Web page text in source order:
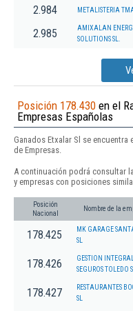
2.984 METALISTERIA
2.985
AMIXALAN
SOLUTIONS SL.
Posición 178.430 en el
Empresas Españolas
Ganados Etxalar Sl se encuentra
de Empresas.
A continuación podrá consultar
y empresas con posiciones
Posición
Nacional
Nombre de la
178.425
MK GARAGE
SL
178.426
GESTION
SEGUROS TOLEDO
178.427
RESTAURANTES
SL